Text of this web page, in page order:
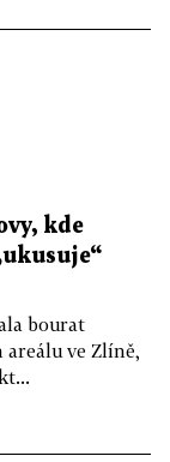
kde
bourat
ve Zlíně,